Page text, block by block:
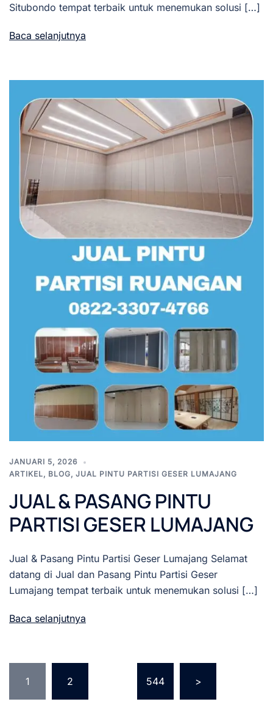
Situbondo tempat terbaik untuk menemukan solusi […]
Baca selanjutnya
JANUARI 5, 2026
ARTIKEL, BLOG, JUAL PINTU PARTISI GESER LUMAJANG
JUAL & PASANG PINTU
PARTISI GESER LUMAJANG
Jual & Pasang Pintu Partisi Geser Lumajang Selamat
datang di Jual dan Pasang Pintu Partisi Geser
Lumajang tempat terbaik untuk menemukan solusi […]
Baca selanjutnya
pos
1 2 544 >